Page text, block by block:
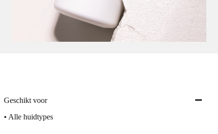
Geschikt voor
• Alle huidtypes